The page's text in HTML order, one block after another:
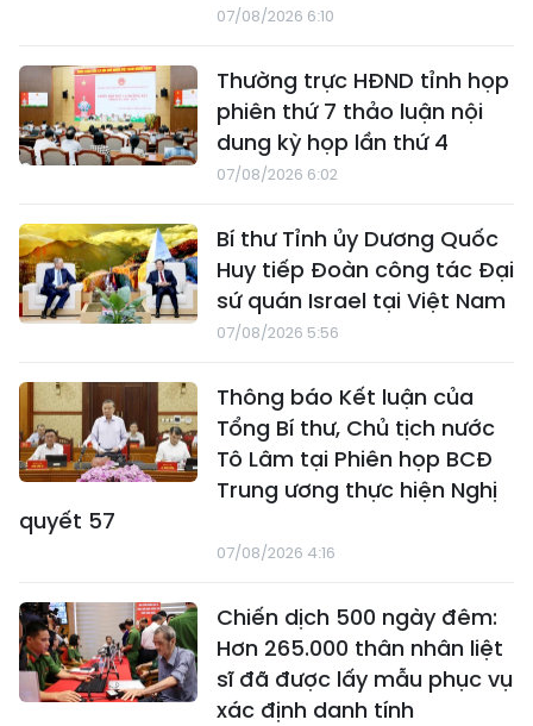
07/08/2026 6:10
Thường trực HĐND tỉnh họp
phiên thứ 7 thảo luận nội
dung kỳ họp lần thứ 4
07/08/2026 6:02
Bí thư Tỉnh ủy Dương Quốc
Huy tiếp Đoàn công tác Đại
sứ quán Israel tại Việt Nam
07/08/2026 5:56
Thông báo Kết luận của
Tổng Bí thư, Chủ tịch nước
Tô Lâm tại Phiên họp BCĐ
Trung ương thực hiện Nghị
quyết 57
07/08/2026 4:16
Chiến dịch 500 ngày đêm:
Hơn 265.000 thân nhân liệt
sĩ đã được lấy mẫu phục vụ
xác định danh tính